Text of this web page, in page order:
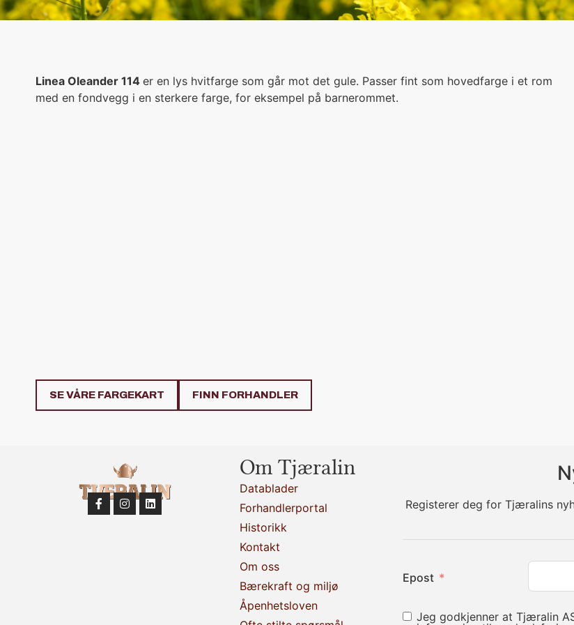
Linea Oleander 114 er en lys hvitfarge som går mot det gule. Passer fint som hovedfarge i et rom
med en fondvegg i en sterkere farge, for eksempel på barnerommet.
SE VÅRE FARGEKART FINN FORHANDLER
Om Tjæralin
Datablader
Forhandlerportal
Historikk
Kontakt
Om oss
Bærekraft og miljø
Åpenhetsloven
Registerer deg for Tjæralins
Epost
Jeg godkjenner at Tjæralin